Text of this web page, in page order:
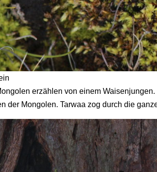
erzählen von einem
der Mongolen. Tarwaa zog durch die